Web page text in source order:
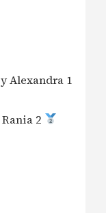
Alexandra 1
2